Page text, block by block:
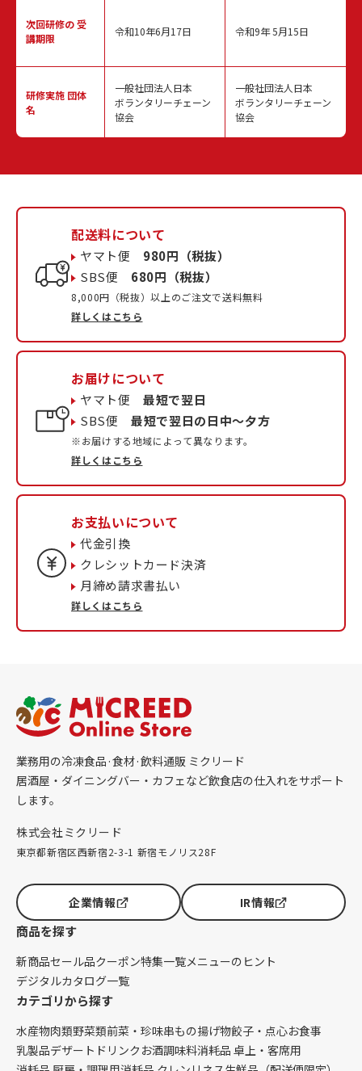
次回研修の受
講期限
研修実施 団体
名
令和10年6月17日
一般社団法人日本
ボランタリーチェーン
協会
令和9年 5月15日
一般社団法人日本
ボランタリーチェーン
協会
配送料について
ヤマト便 980円（税抜）
SBS便 680円（税抜）
8,000円（税抜）以上のご注文で送料無料
詳しくはこちら
お届けについて
ヤマト便最短で翌日
SBS便最短で翌日の日中〜夕方
※お届けする地域によって異なります。
詳しくはこちら
お支払いについて
代金引換
クレシットカード決済
月締め請求書払い
詳しくはこちら
業務用の冷凍食品·食材·飲料通販 ミクリード
居酒屋・ダイニングバー・カフェなど飲食店の仕入れをサポート
します。
株式会社ミクリード
東京都新宿区西新宿2-3-1 新宿モノリス28F
企業情報 IR情報
商品を探す
新商品セール品クーポン特集一覧メニューのヒント
デジタルカタログ一覧
カテゴリから探す
水産物肉類野菜類前菜・珍味串もの揚げ物餃子・点心お食事
乳製品デザート ドリンク お酒調味料消耗品 卓上・客席用